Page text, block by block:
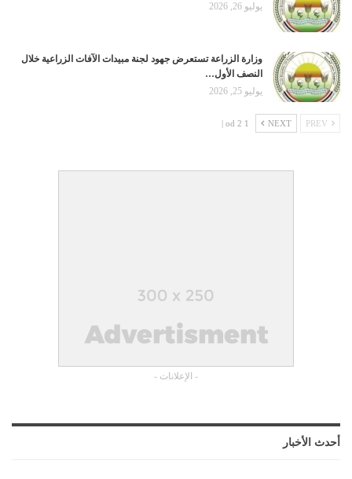
يوليو 26, 2026
وزارة الزراعة تستعرض جهود لجنة مبيدات الآفات الزراعية خلال
النصف الأول…
يوليو 25, 2026
NEXT
1 od 2 |
- الإعلانات -
أحدث الأخبار